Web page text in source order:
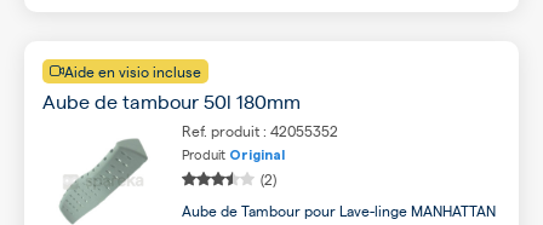
Aide en visio incluse
Aube de tambour 50l 180mm
Ref. produit : 42055352
Produit Original
(2)
Aube de Tambour pour Lave-linge MANHATTAN